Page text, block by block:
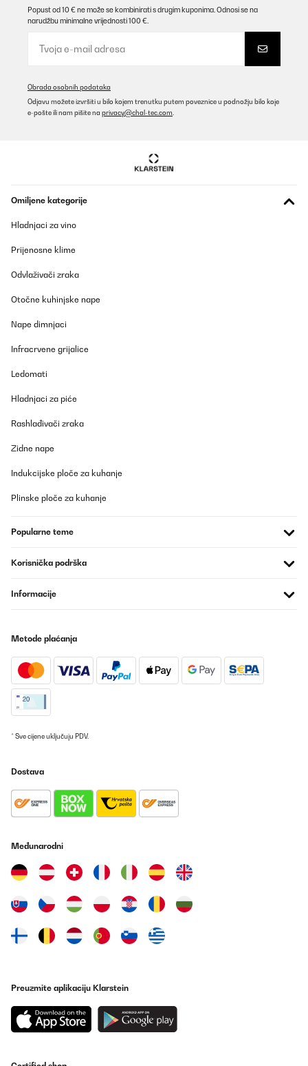
Popust od 10 € ne može se kombinirati s drugim kuponima. Odnosi se na
narudžbu minimalne vrijednosti 100 €.
Obrada osobnih podataka
Odjavu možete izvršiti u bilo kojem trenutku putem poveznice u podnožju bilo koje
e-pošte ili nam pišite na privacy@chal-tec.com
Omiljene kategorije
Hladnjaci za vino
Prijenosne klime
Odvlaživači zraka
Otočne kuhinjske nape
Nape dimnjaci
Infracrvene grijalice
Ledomati
Hladnjaci za piće
Rashlađivači zraka
Zidne nape
Indukcijske ploče za kuhanje
Plinske ploče za kuhanje
Popularne teme
Korisnička podrška
Informacije
Metode plaćanja
* Sve cijene uključuju PDV.
Dostava
Međunarodni
Preuzmite aplikaciju Klarstein